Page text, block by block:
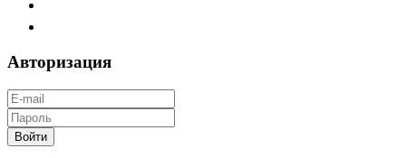
Авторизация
Войти